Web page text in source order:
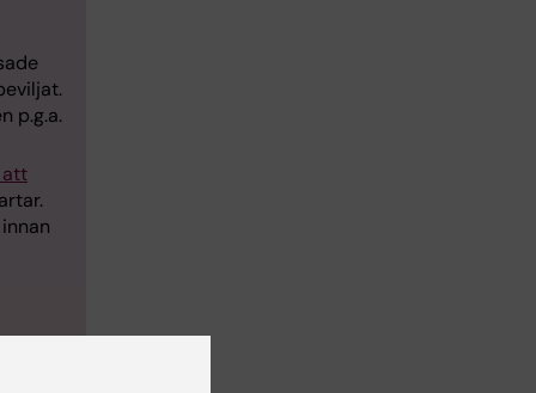
p.g.a.
att